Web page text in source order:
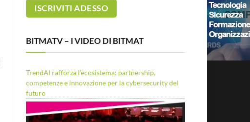
BITMATV – I VIDEO DI BITMAT
TrendAI rafforza l’ecosistema: partnership,
competenze e innovazione per la cybersecurity del
futuro